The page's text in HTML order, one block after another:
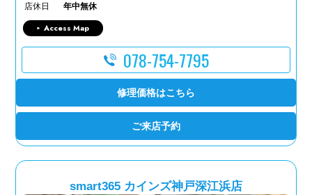
店休日
年中無休
Access Map
078-754-7795
修理価格はこちら
ご来店予約
smart365 カインズ神戸深江浜店